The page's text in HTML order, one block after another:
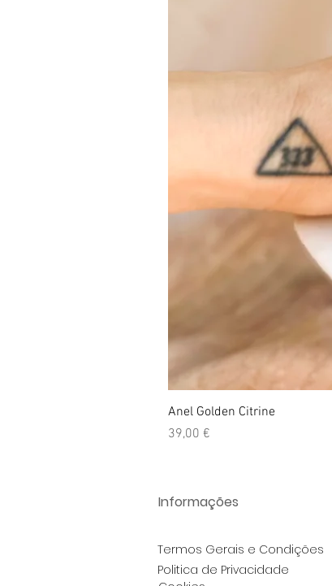
Anel Golden Citrine
Preço
39,00 €
Informações
Termos Gerais e Condições
Politica de Privacidade